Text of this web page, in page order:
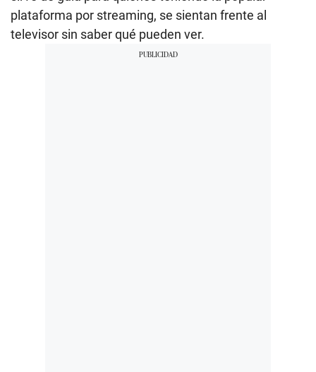
plataforma por streaming, se sientan frente al
televisor sin saber qué pueden ver.